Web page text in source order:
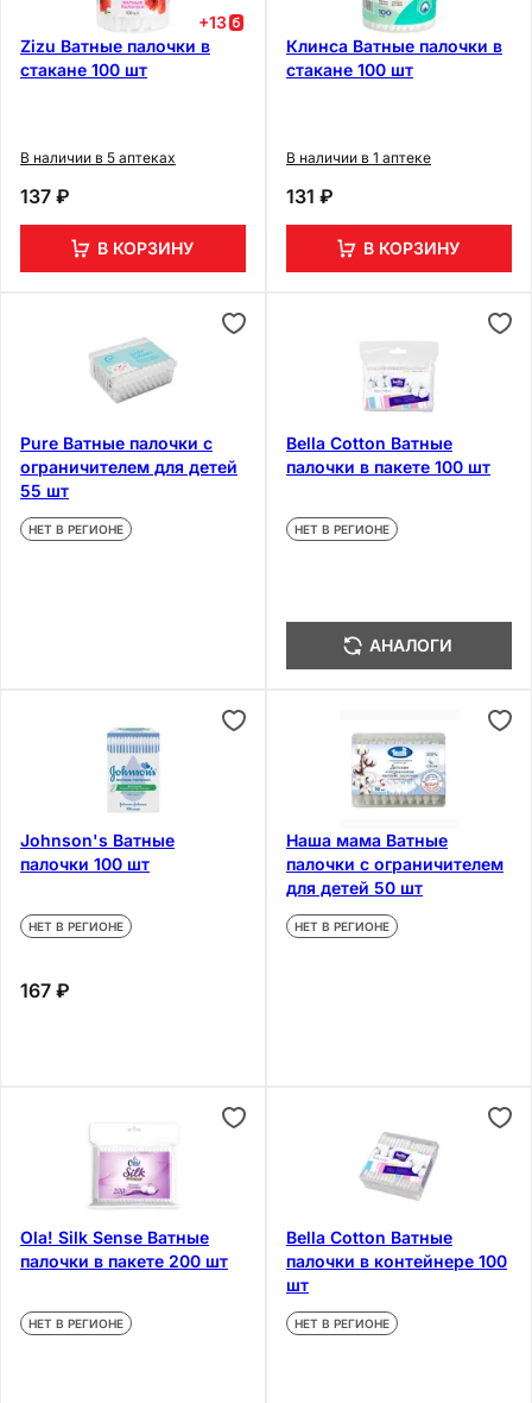
+13
Zizu Ватные палочки в
стакане 100 шт
В наличии в 5 аптеках
137 ₽
В КОРЗИНУ
Клинса Ватные палочки в
стакане 100 шт
В наличии в 1 аптеке
131 ₽
В КОРЗИНУ
Pure Ватные палочки с
ограничителем для детей
55 шт
НЕТ В РЕГИОНЕ
Bella Cotton Ватные
палочки в пакете 100 шт
НЕТ В РЕГИОНЕ
АНАЛОГИ
Johnson's Ватные
палочки 100 шт
НЕТ В РЕГИОНЕ
167 ₽
Наша мама Ватные
палочки с ограничителем
для детей 50 шт
НЕТ В РЕГИОНЕ
Ola! Silk Sense Ватные
палочки в пакете 200 шт
НЕТ В РЕГИОНЕ
Bella Cotton Ватные
палочки в контейнере 100
шт
НЕТ В РЕГИОНЕ